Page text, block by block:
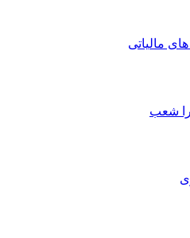
مالیاتی
شعب